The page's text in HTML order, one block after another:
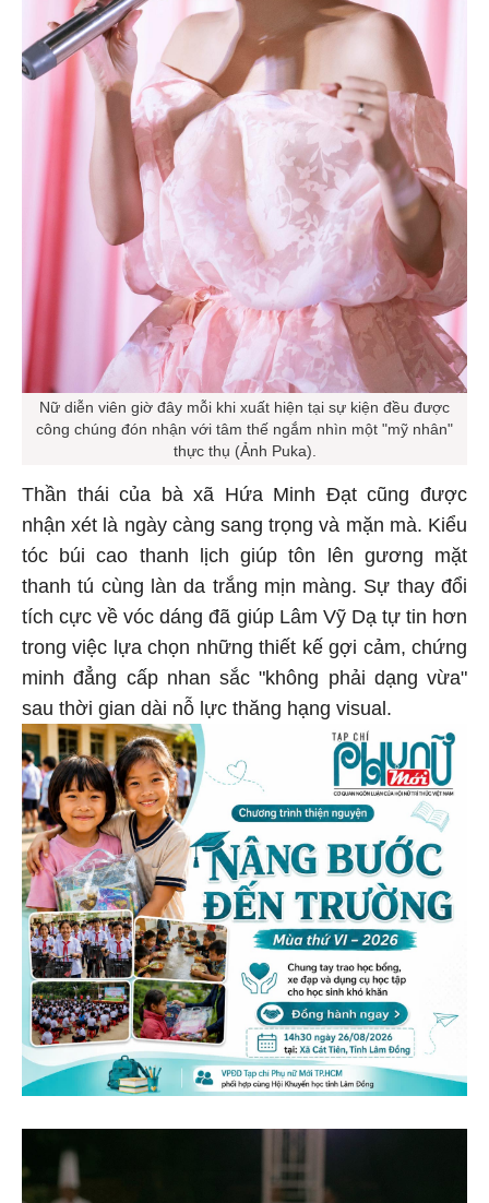
Nữ diễn viên giờ đây mỗi khi xuất hiện tại sự kiện đều được
công chúng đón nhận với tâm thế ngắm nhìn một "mỹ nhân"
thực thụ (Ảnh Puka).
Thần thái của bà xã Hứa Minh Đạt cũng được
nhận xét là ngày càng sang trọng và mặn mà. Kiểu
tóc búi cao thanh lịch giúp tôn lên gương mặt
thanh tú cùng làn da trắng mịn màng. Sự thay đổi
tích cực về vóc dáng đã giúp Lâm Vỹ Dạ tự tin hơn
trong việc lựa chọn những thiết kế gợi cảm, chứng
minh đẳng cấp nhan sắc "không phải dạng vừa"
sau thời gian dài nỗ lực thăng hạng visual.